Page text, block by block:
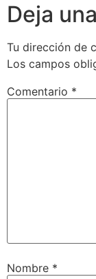
Deja
Tu dirección de
Los campos
Comentario *
Nombre *